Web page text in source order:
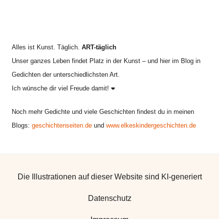
Alles ist Kunst. Täglich. ART-täglich
Unser ganzes Leben findet Platz in der Kunst – und hier im Blog in
Gedichten der unterschiedlichsten Art.
Ich wünsche dir viel Freude damit! ❤
Noch mehr Gedichte und viele Geschichten findest du in meinen
Blogs: geschichtenseiten.de und www.elkeskindergeschichten.de
Die Illustrationen auf dieser Website sind KI-generiert
Datenschutz